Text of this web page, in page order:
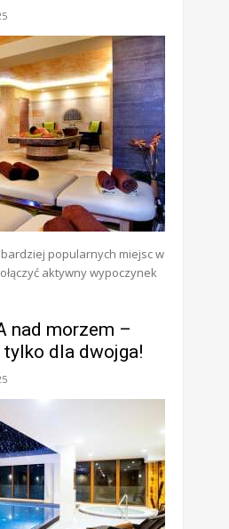
popularnych miejsc w
aktywny wypoczynek
nad morzem –
dla dwojga!